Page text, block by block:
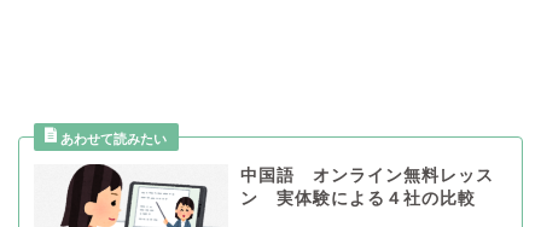
中国語 オンライン無料レッス
ン 実体験による４社の比較